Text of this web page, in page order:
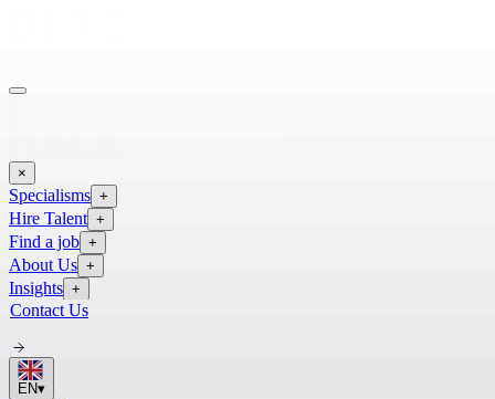
×
Specialisms +
Hire Talent +
Find a job +
About Us +
Insights +
Contact Us
EN▾